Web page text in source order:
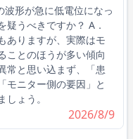
波形が急に低電位になっ
疑うべきですか？ A．
ありますが、実際はモ
ことのほうが多い傾向
常と思い込まず、「患
モニター側の要因」と
ょう。
2026/8/9